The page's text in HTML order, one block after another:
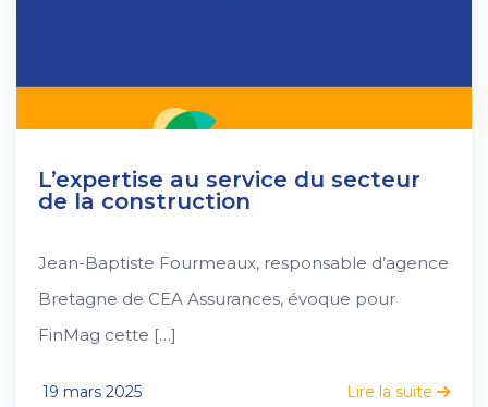
L’expertise au service du secteur
de la construction
Jean-Baptiste Fourmeaux, responsable d’agence
Bretagne de CEA Assurances, évoque pour
FinMag cette […]
19 mars 2025 Lire la suite